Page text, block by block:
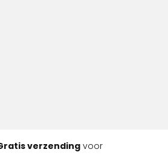
verzendingvoor